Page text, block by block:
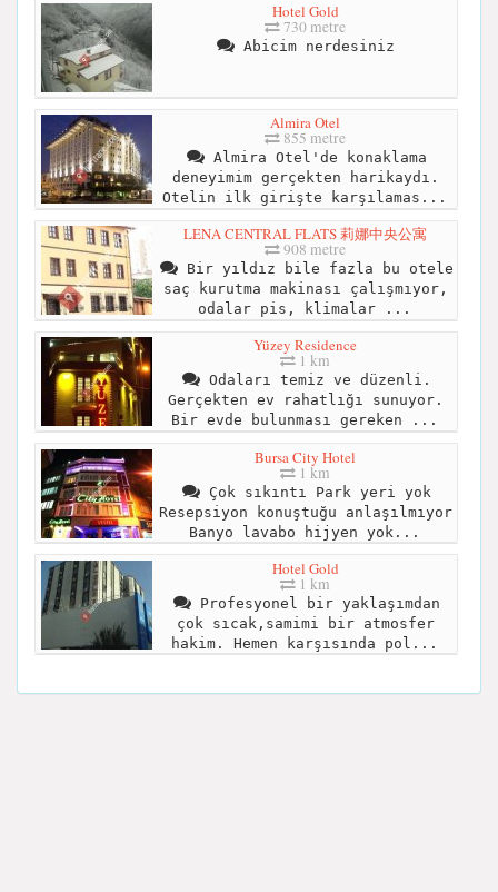
Hotel Gold
730 metre
Abicim nerdesiniz
Almira Otel
855 metre
Almira Otel'de konaklama
deneyimim gerçekten harikaydı.
Otelin ilk girişte karşılamas...
LENA CENTRAL FLATS 莉娜中央公寓
908 metre
Bir yıldız bile fazla bu otele
saç kurutma makinası çalışmıyor,
odalar pis, klimalar ...
Yüzey Residence
1 km
Odaları temiz ve düzenli.
Gerçekten ev rahatlığı sunuyor.
Bir evde bulunması gereken ...
Bursa City Hotel
1 km
Çok sıkıntı Park yeri yok
Resepsiyon konuştuğu anlaşılmıyor
Banyo lavabo hijyen yok...
Hotel Gold
1 km
Profesyonel bir yaklaşımdan
çok sıcak,samimi bir atmosfer
hakim. Hemen karşısında pol...